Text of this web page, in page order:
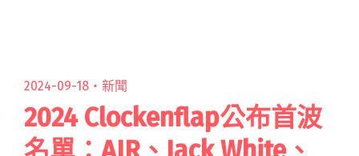
2024-09-18・ 新聞
2024 Clockenflap公布首波